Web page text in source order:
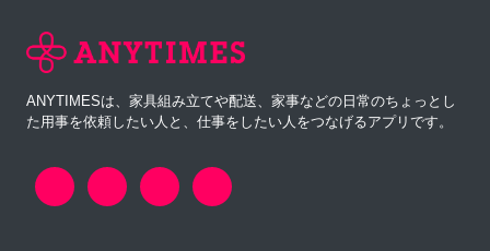
ANYTIMESは、家具組み立てや配送、家事などの日常のちょっとし
た用事を依頼したい人と、仕事をしたい人をつなげるアプリです。